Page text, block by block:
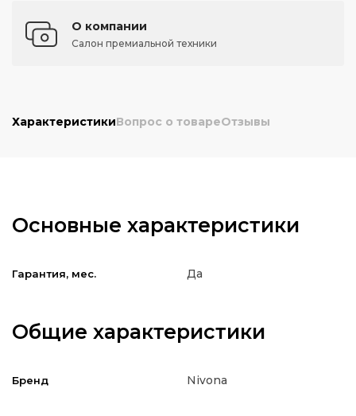
О компании
Салон премиальной техники
ХарактеристикиВопрос о товареОтзывы
Основные характеристики
Гарантия, мес. Да
Общие характеристики
Бренд Nivona